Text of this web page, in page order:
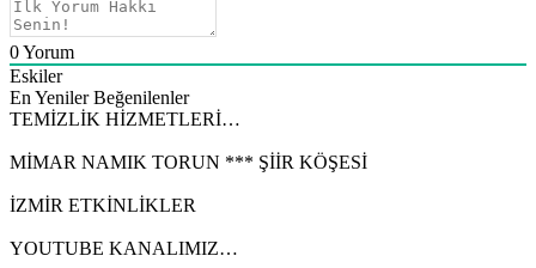
0Yorum
Eskiler
En Yeniler Beğenilenler
TEMİZLİK HİZMETLERİ…
MİMAR NAMIK TORUN *** ŞİİR KÖŞESİ
İZMİR ETKİNLİKLER
YOUTUBE KANALIMIZ…